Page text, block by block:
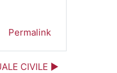
Permalink
CIVILE ▶︎